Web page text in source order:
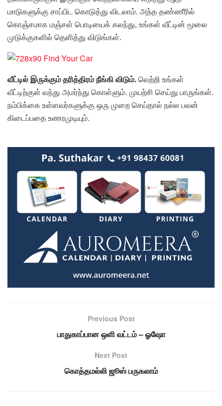
மாடுகளுக்கு சாப்பிட கொடுத்து விடலாம். அந்த தண்ணீரில்
கொஞ்சமாக மஞ்சள் பொடியைக் கலந்து, உங்கள் வீட்டின் மூலை
முடுக்குகளில் தெளித்து விடுங்கள்.
வீட்டில் இருக்கும் தரித்திரம் நீங்கி விடும்.வெற்றி உங்கள்
வீட்டிற்குள் வந்து அமர்ந்து கொள்ளும். முயற்சி செய்து பாருங்கள்.
நம்பிக்கை உள்ளவர்களுக்கு ஒரு முறை செய்தால் நல்ல பலன்
கிடைப்பதை உணரமுடியும்.
Previous Post
பாதுகாப்பான ஒளி வட்டம் – ஓஷோ
Next Post
கொத்தமல்லி ஜூஸ் பருகலாம்